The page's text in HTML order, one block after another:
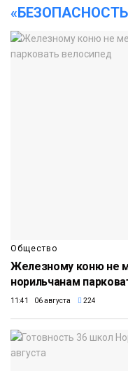
Общество
Железному коню не
норильчанам
11:41 06 августа 224